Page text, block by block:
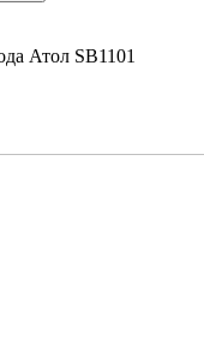
Атол SB1101